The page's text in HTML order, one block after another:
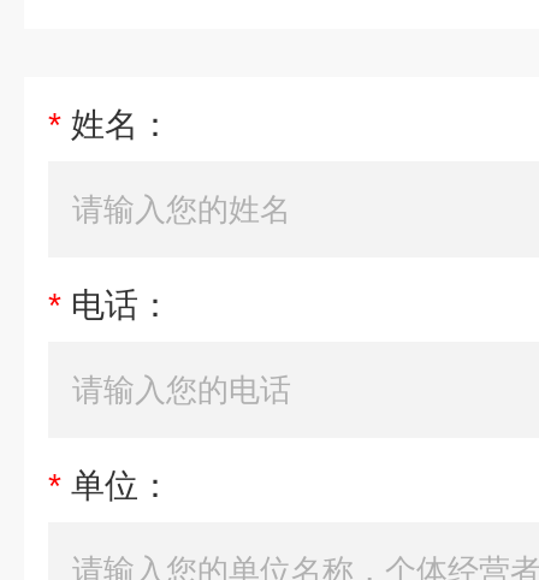
* 姓名：
* 电话：
* 单位：